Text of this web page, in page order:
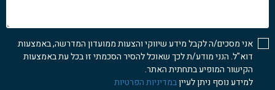
אני מסכים/ה לקבל מידע שיווקי והצעות ממועדון המדרשה, באמצעות
דוא"ל. הנני מודע/ת לכך שאוכל להסיר הסכמתי זו בכל עת באמצעות
הקישור המופיע בתחתית האתר.
למידע נוסף ניתן לעייןבמדיניות הפרטיות